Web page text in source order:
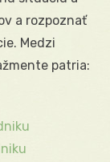
a rozpoznať
Medzi
patria: